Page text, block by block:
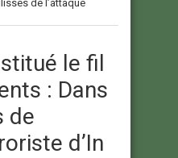
de l’attaque
le fil
: Dans
de
d’In